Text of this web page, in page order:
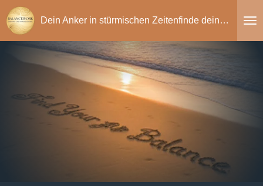
Zum
Hauptinhalt
springen
Dein Anker in stürmischen Zeitenfinde deine Balance